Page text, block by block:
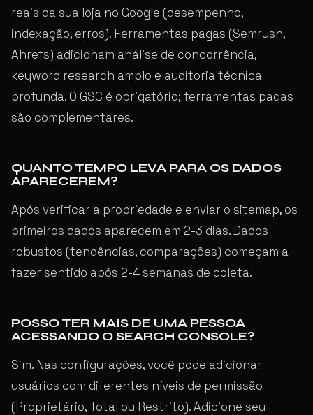
reais da sua loja no Google (desempenho,
indexação, erros). Ferramentas pagas (Semrush,
Ahrefs) adicionam análise de concorrência,
keyword research amplo e auditoria técnica
profunda. O GSC é obrigatório; ferramentas pagas
são complementares.
QUANTO TEMPO LEVA PARA OS DADOS
APARECEREM?
Após verificar a propriedade e enviar o sitemap, os
primeiros dados aparecem em 2-3 dias. Dados
robustos (tendências, comparações) começam a
fazer sentido após 2-4 semanas de coleta.
POSSO TER MAIS DE UMA PESSOA
ACESSANDO O SEARCH CONSOLE?
Sim. Nas configurações, você pode adicionar
usuários com diferentes níveis de permissão
(Proprietário, Total ou Restrito). Adicione seu